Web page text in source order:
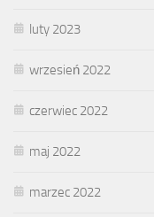
luty 2023
wrzesień 2022
czerwiec 2022
maj 2022
marzec 2022